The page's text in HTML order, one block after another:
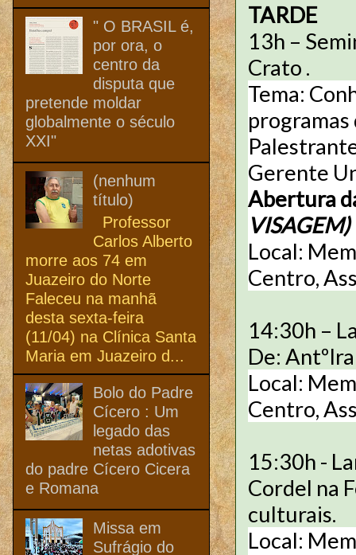
TARDE
13h –
Crato .
Tema:
programas
Gerente
Abertura
VISAGEM)
Local:
Centro,
14:30h –
De:
Local:
Centro,
15:30h -
Cordel na
culturais.
Local:
" O BRASIL é,
por ora, o
centro da
disputa que
pretende moldar
globalmente o século
XXI"
(nenhum
título)
Professor
Carlos Alberto
morre aos 74 em
Juazeiro do Norte
Faleceu na manhã
desta sexta-feira
(11/04) na Clínica Santa
Maria em Juazeiro d...
Bolo do Padre
Cícero : Um
legado das
netas adotivas
do padre Cícero Cicera
e Romana
Missa em
Sufrágio do